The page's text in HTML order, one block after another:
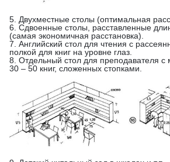
5. Двухместные столы (оптимальная
6. Сдвоенные столы, расставленные
(самая экономичная расстановка).
7. Английский стол для чтения с
полкой для книг на уровне глаз.
8. Отдельный стол для преподавателя с
30 – 50 книг, сложенных стопками.